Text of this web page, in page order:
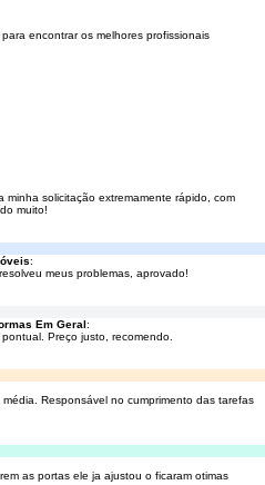
encontrar os melhores profissionais
solicitação extremamente rápido, com
muito!
:
meus problemas, aprovado!
Em Geral:
Preço justo, recomendo.
Responsável no cumprimento das tarefas
as portas ele ja ajustou o ficaram otimas